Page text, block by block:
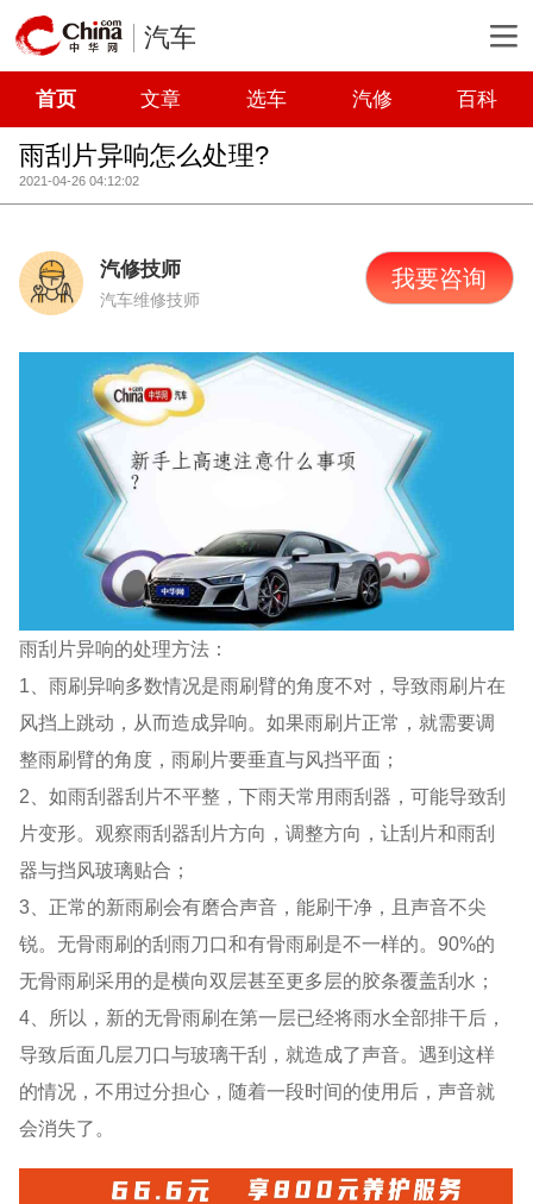
汽车
首页 文章 选车 汽修 百科
雨刮片异响怎么处理?
2021-04-26 04:12:02
汽修技师
汽车维修技师
我要咨询
雨刮片异响的处理方法：
1、雨刷异响多数情况是雨刷臂的角度不对，导致雨刷片在
风挡上跳动，从而造成异响。如果雨刷片正常，就需要调
整雨刷臂的角度，雨刷片要垂直与风挡平面；
2、如雨刮器刮片不平整，下雨天常用雨刮器，可能导致刮
片变形。观察雨刮器刮片方向，调整方向，让刮片和雨刮
器与挡风玻璃贴合；
3、正常的新雨刷会有磨合声音，能刷干净，且声音不尖
锐。无骨雨刷的刮雨刀口和有骨雨刷是不一样的。90%的
无骨雨刷采用的是横向双层甚至更多层的胶条覆盖刮水；
4、所以，新的无骨雨刷在第一层已经将雨水全部排干后，
导致后面几层刀口与玻璃干刮，就造成了声音。遇到这样
的情况，不用过分担心，随着一段时间的使用后，声音就
会消失了。